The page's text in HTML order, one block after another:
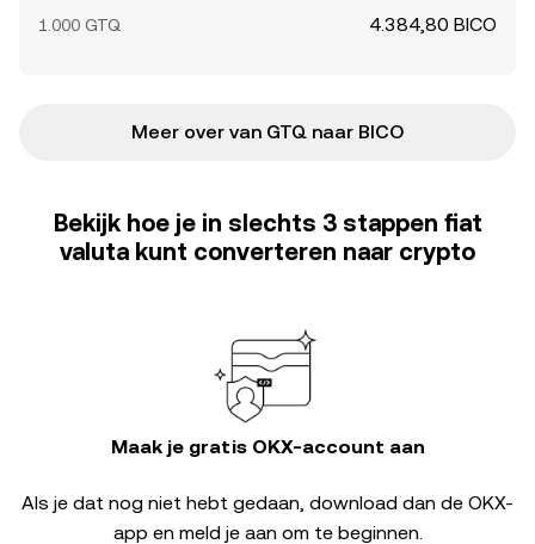
1.000 GTQ 4.384,80 BICO
Meer over van GTQ naar BICO
Bekijk hoe je in slechts 3 stappen fiat
valuta kunt converteren naar crypto
Maak je gratis OKX-account aan
Als je dat nog niet hebt gedaan, download dan de OKX-
app en meld je aan om te beginnen.